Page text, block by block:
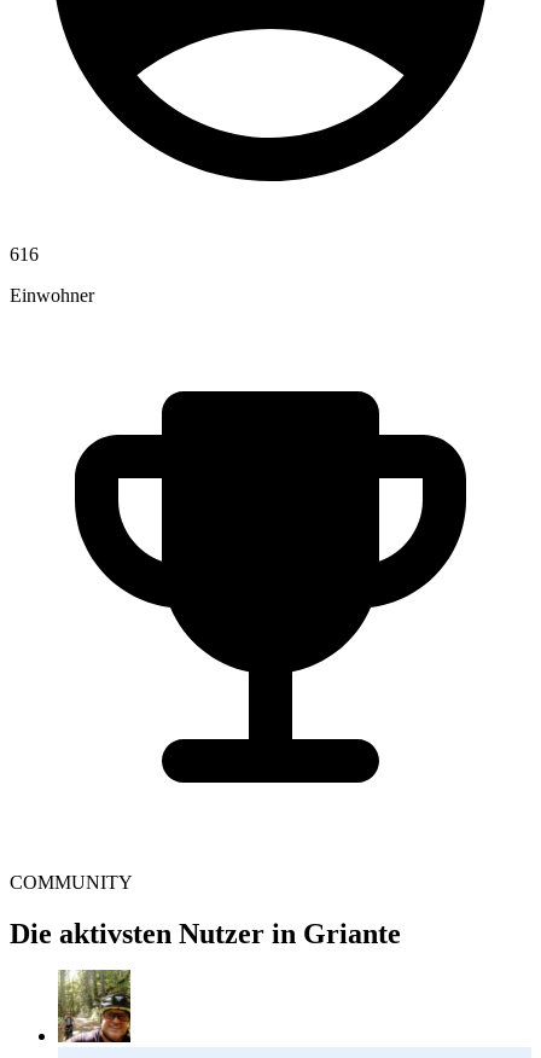
616
Einwohner
COMMUNITY
Die aktivsten Nutzer in Griante